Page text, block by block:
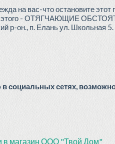
на вас-что остановите этот
этого - ОТЯГЧАЮЩИЕ
р-он., п. Елань ул. Школьная 5.
социальных сетях,
в магазин ООО "Твой Дом"